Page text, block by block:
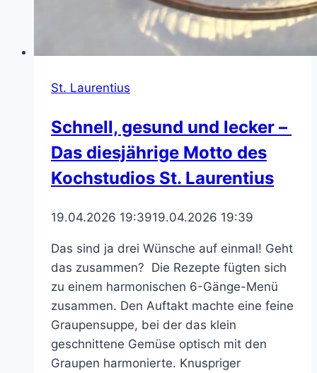
St. Laurentius
Schnell, gesund und lecker –
Das diesjährige Motto des
Kochstudios St. Laurentius
19.04.2026 19:3919.04.2026 19:39
Das sind ja drei Wünsche auf einmal! Geht
das zusammen? Die Rezepte fügten sich
zu einem harmonischen 6-Gänge-Menü
zusammen. Den Auftakt machte eine feine
Graupensuppe, bei der das klein
geschnittene Gemüse optisch mit den
Graupen harmonierte. Knuspriger